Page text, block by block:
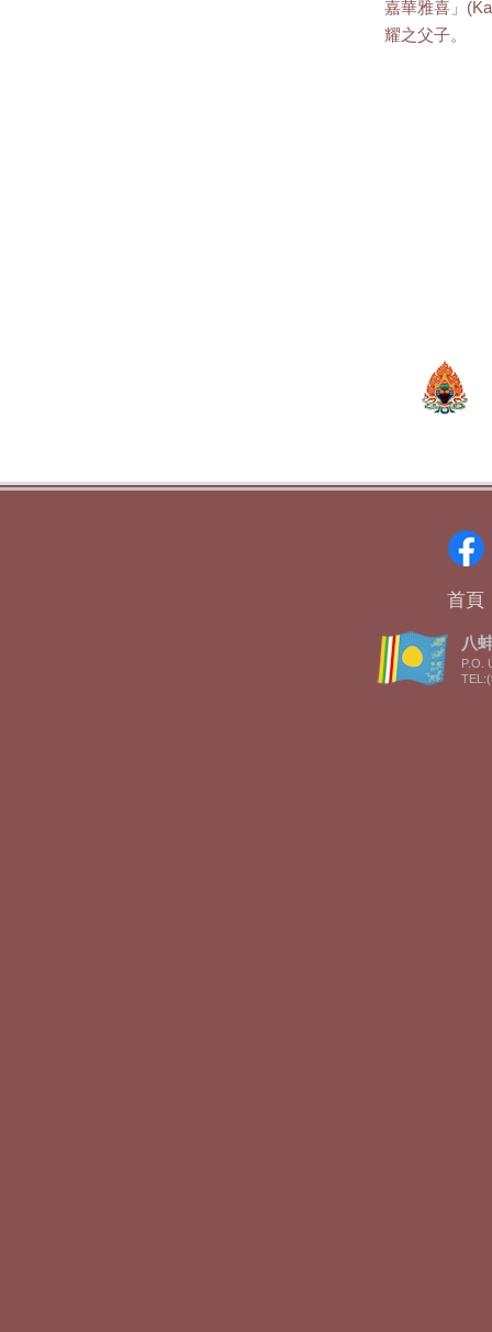
嘉華雅喜」
耀之父子。
首頁
八
P.O.